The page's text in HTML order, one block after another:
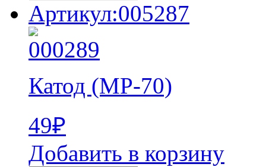
Артикул:005287
Катод (МР-70)
49₽
Добавить в корзину